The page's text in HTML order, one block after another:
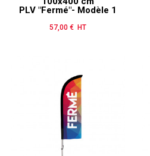
PLV "Fermé"- Modèle 1
Prix
57,00 € HT